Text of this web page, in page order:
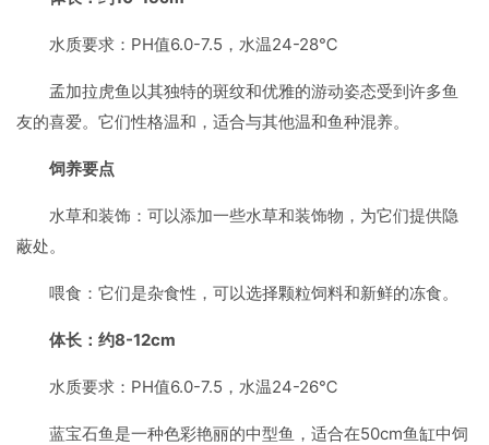
水质要求：PH值6.0-7.5，水温24-28℃
孟加拉虎鱼以其独特的斑纹和优雅的游动姿态受到许多鱼
友的喜爱。它们性格温和，适合与其他温和鱼种混养。
饲养要点
水草和装饰：可以添加一些水草和装饰物，为它们提供隐
蔽处。
喂食：它们是杂食性，可以选择颗粒饲料和新鲜的冻食。
体长：约8-12cm
水质要求：PH值6.0-7.5，水温24-26℃
蓝宝石鱼是一种色彩艳丽的中型鱼，适合在50cm鱼缸中饲